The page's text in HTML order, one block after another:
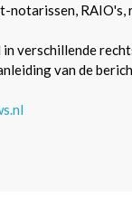
notarissen,
verschillende
van de